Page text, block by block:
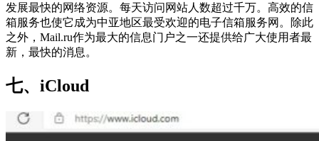
发展最快的网络资源。每天访问网站人数超过千万。高效的信
箱服务也使它成为中亚地区最受欢迎的电子信箱服务网。除此
之外，Mail.ru作为最大的信息门户之一还提供给广大使用者最
新，最快的消息。
七、iCloud